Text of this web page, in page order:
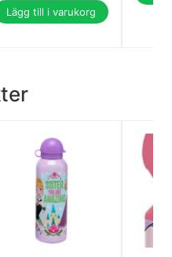
Lägg till i varukorg